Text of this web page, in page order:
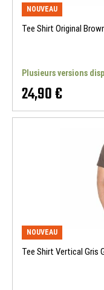
NOUVEAU
Tee Shirt Original
Plusieurs versions
24,90 €
NOUVEAU
Tee Shirt Vertical Gris